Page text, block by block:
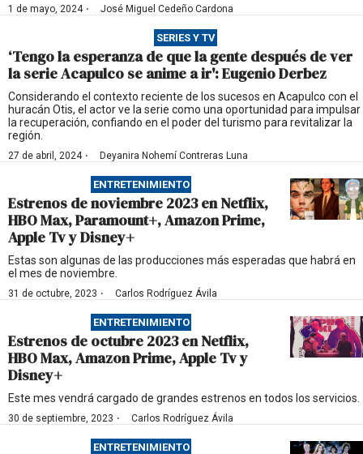
1 de mayo, 2024· José Miguel Cedeño Cardona
SERIES Y TV
‘Tengo la esperanza de que la gente después de ver
la serie Acapulco se anime a ir': Eugenio Derbez
Considerando el contexto reciente de los sucesos en Acapulco con el
huracán Otis, el actor ve la serie como una oportunidad para impulsar
la recuperación, confiando en el poder del turismo para revitalizar la
región.
27 de abril, 2024· Deyanira Nohemí Contreras Luna
ENTRETENIMIENTO
Estrenos de noviembre 2023 en Netflix,
HBO Max, Paramount+, Amazon Prime,
Apple Tv y Disney+
Estas son algunas de las producciones más esperadas que habrá en
el mes de noviembre.
31 de octubre, 2023 · Carlos Rodríguez Ávila
ENTRETENIMIENTO
Estrenos de octubre 2023 en Netflix,
HBO Max, Amazon Prime, Apple Tv y
Disney+
Este mes vendrá cargado de grandes estrenos en todos los servicios.
30 de septiembre, 2023 · Carlos Rodríguez Ávila
ENTRETENIMIENTO